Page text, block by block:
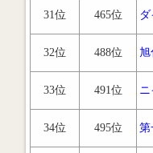
31位 465位
32位 488位 旭
33位 491位 ニ
34位 495位 第